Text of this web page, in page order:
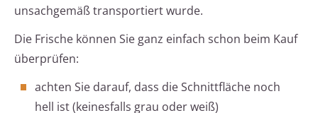
unsachgemäß transportiert wurde.
Die Frische können Sie ganz einfach schon beim Kauf
überprüfen:
achten Sie darauf, dass die Schnittfläche noch
hell ist (keinesfalls grau oder weiß)